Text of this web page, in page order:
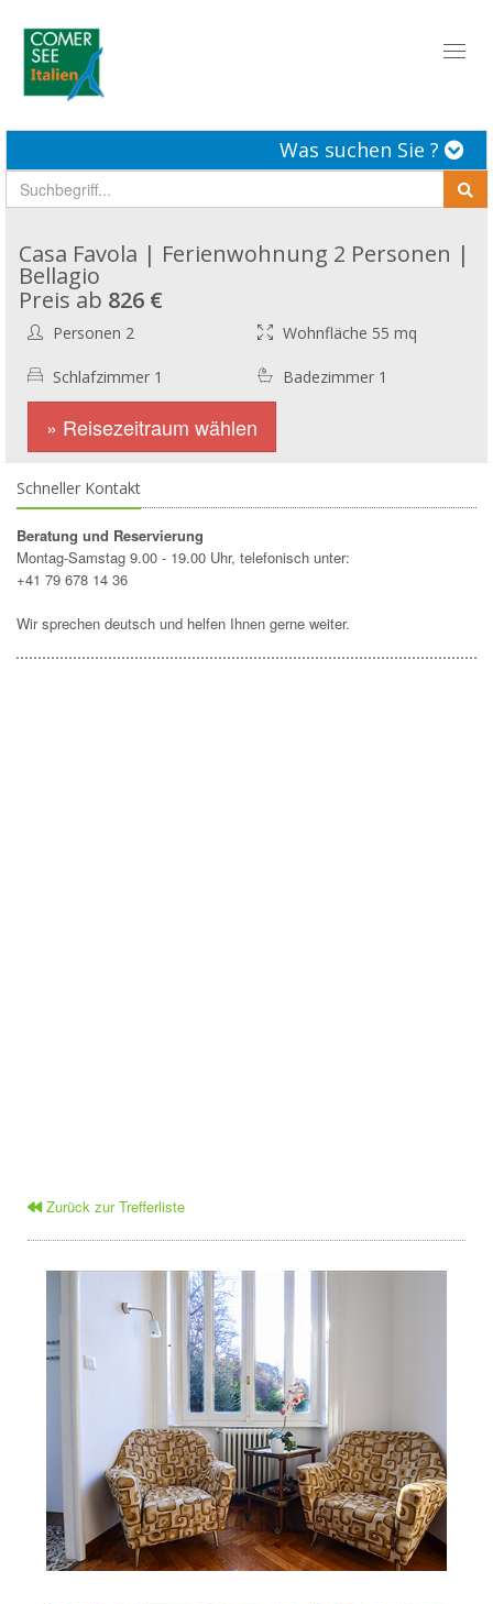
Was suchen Sie ?
Casa Favola | Ferienwohnung 2 Personen |
Bellagio
Preis ab 826 €
Personen 2 Wohnfläche 55 mq
Schlafzimmer 1 Badezimmer 1
» Reisezeitraum wählen
Schneller Kontakt
Beratung und Reservierung
Montag-Samstag 9.00 - 19.00 Uhr, telefonisch unter:
+41 79 678 14 36
Wir sprechen deutsch und helfen Ihnen gerne weiter.
Zurück zur Trefferliste